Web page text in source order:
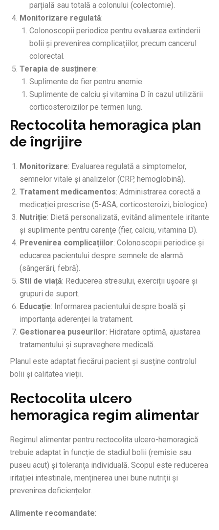
parțială sau totală a colonului (colectomie).
Monitorizare regulată:
Colonoscopii periodice pentru evaluarea extinderii
bolii și prevenirea complicațiilor, precum cancerul
colorectal.
Terapia de susținere:
Suplimente de fier pentru anemie.
Suplimente de calciu și vitamina D în cazul utilizării
corticosteroizilor pe termen lung.
Rectocolita hemoragica plan
de îngrijire
Monitorizare: Evaluarea regulată a simptomelor,
semnelor vitale și analizelor (CRP, hemoglobină).
Tratament medicamentos: Administrarea corectă a
medicației prescrise (5-ASA, corticosteroizi, biologice).
Nutriție: Dietă personalizată, evitând alimentele iritante
și suplimente pentru carențe (fier, calciu, vitamina D).
Prevenirea complicațiilor: Colonoscopii periodice și
educarea pacientului despre semnele de alarmă
(sângerări, febră).
Stil de viață: Reducerea stresului, exerciții ușoare și
grupuri de suport.
Educație: Informarea pacientului despre boală și
importanța aderenței la tratament.
Gestionarea puseurilor: Hidratare optimă, ajustarea
tratamentului și supraveghere medicală.
Planul este adaptat fiecărui pacient și susține controlul
bolii și calitatea vieții.
Rectocolita ulcero
hemoragica regim alimentar
Regimul alimentar pentru rectocolita ulcero-hemoragică
trebuie adaptat în funcție de stadiul bolii (remisie sau
puseu acut) și toleranța individuală. Scopul este reducerea
iritației intestinale, menținerea unei bune nutriții și
prevenirea deficiențelor.
Alimente recomandate: